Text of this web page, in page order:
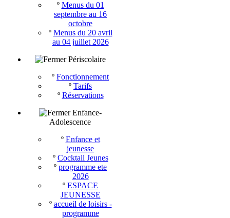
º Menus du 01
septembre au 16
octobre
º Menus du 20 avril
au 04 juillet 2026
Périscolaire
º Fonctionnement
º Tarifs
º Réservations
Enfance-
Adolescence
º Enfance et
jeunesse
º Cocktail Jeunes
º programme ete
2026
º ESPACE
JEUNESSE
º accueil de loisirs -
programme